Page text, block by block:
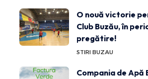
O nouă victorie
Club Buzău, în
pregătire!
STIRI BUZAU
Compania de Apă